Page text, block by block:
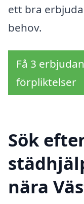
ett bra
behov.
Få 3
förpliktelser
Sök
nära